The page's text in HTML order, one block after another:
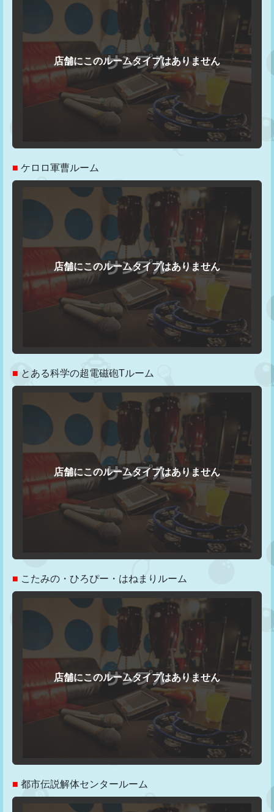
■ ケロロ軍曹ルーム
■ とある科学の超電磁砲Tルーム
■ こたみの・ひろぴー・はねまりルーム
■ 都市伝説解体センタールーム